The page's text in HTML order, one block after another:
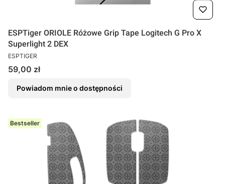
ESPTiger ORIOLE Różowe Grip Tape Logitech G Pro X
Superlight 2 DEX
PRODUCENT
ESPTIGER
Cena
59,00 zł
Powiadom mnie o dostępności
Bestseller